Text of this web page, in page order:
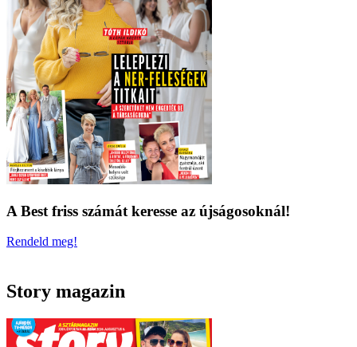
A Best friss számát keresse az újságosoknál!
Rendeld meg!
Story magazin